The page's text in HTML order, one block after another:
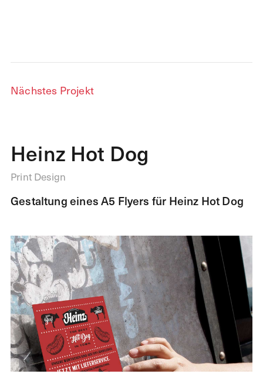
Nächstes Projekt
Heinz Hot Dog
Print Design
Gestaltung eines A5 Flyers für Heinz Hot Dog